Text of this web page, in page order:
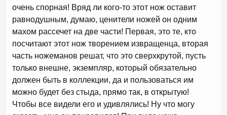
очень спорная! Вряд ли кого-то этот нож оставит
равнодушным, думаю, ценители ножей он одним
махом рассечет на две части! Первая, это те, кто
посчитают этот нож творением извращенца, вторая
часть ножеманов решат, что это сверхкрутой, пусть
только внешне, экземпляр, который обязательно
должен быть в коллекции, да и пользоваться им
можно будет без стыда, прямо так, в открытую!
Чтобы все видели его и удивлялись! Ну что могу